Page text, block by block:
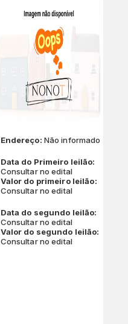
Endereço: Não informado
Data do Primeiro leilão:
Consultar no edital
Valor do primeiro leilão:
Consultar no edital
Data do segundo leilão:
Consultar no edital
Valor do segundo leilão:
Consultar no edital